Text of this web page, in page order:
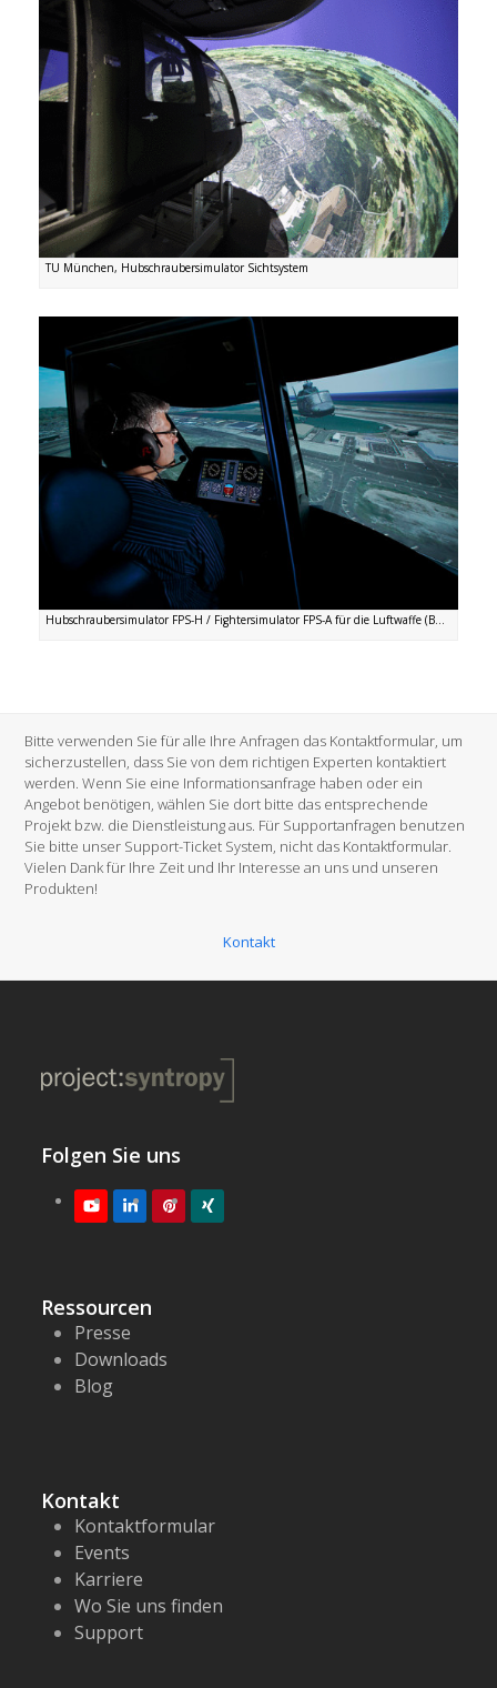
TU München, Hubschraubersimulator Sichtsystem
Hubschraubersimulator FPS-H / Fightersimulator FPS-A für die Luftwaffe (B...
Bitte verwenden Sie für alle Ihre Anfragen das Kontaktformular, um
sicherzustellen, dass Sie von dem richtigen Experten kontaktiert
werden. Wenn Sie eine Informationsanfrage haben oder ein
Angebot benötigen, wählen Sie dort bitte das entsprechende
Projekt bzw. die Dienstleistung aus. Für Supportanfragen benutzen
Sie bitte unser Support-Ticket System, nicht das Kontaktformular.
Vielen Dank für Ihre Zeit und Ihr Interesse an uns und unseren
Produkten!
Kontakt
Folgen Sie uns
YoutubeLinkedInPinterest
XING
Ressourcen
Presse
Downloads
Blog
Kontakt
Kontaktformular
Events
Karriere
Wo Sie uns finden
Support